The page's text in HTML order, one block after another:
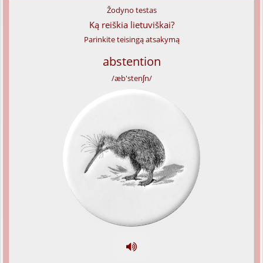
Žodyno testas
Ką reiškia lietuviškai?
Parinkite teisingą atsakymą
abstention
/æb'stenʃn/